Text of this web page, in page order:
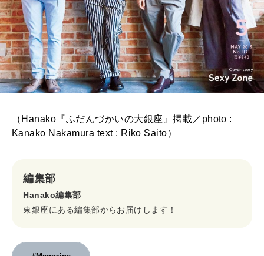
（Hanako『ふだんづかいの大銀座』掲載／photo :
Kanako Nakamura text : Riko Saito）
編集部
Hanako編集部
東銀座にある編集部からお届けします！